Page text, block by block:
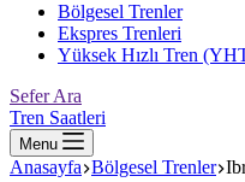
Bölgesel Trenler
Ekspres Trenleri
Yüksek Hızlı Tren
Sefer Ara
Tren Saatleri
Menu
Anasayfa Bölgesel Trenler